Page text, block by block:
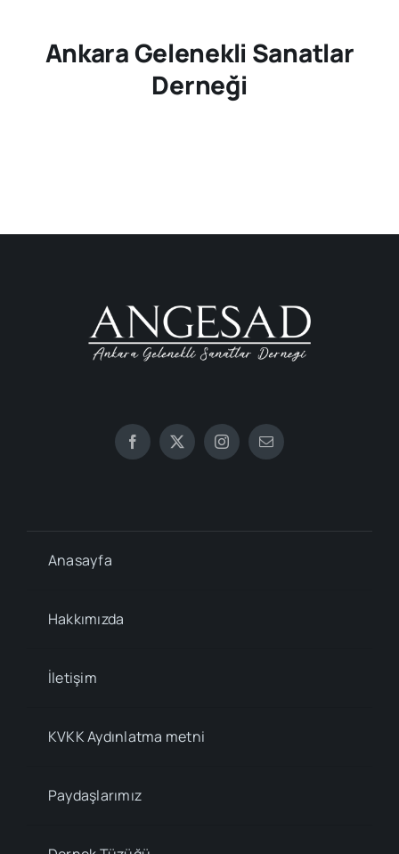
Ankara Gelenekli Sanatlar
Derneği
Anasayfa
Hakkımızda
İletişim
KVKK Aydınlatma metni
Paydaşlarımız